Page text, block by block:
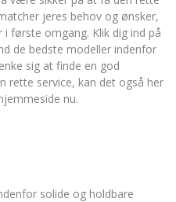
jeres behov og ønsker,
første omgang. Klik dig ind på
de bedste modeller indenfor
sig at finde en god
rette service, kan det også her
nu.
solide og holdbare